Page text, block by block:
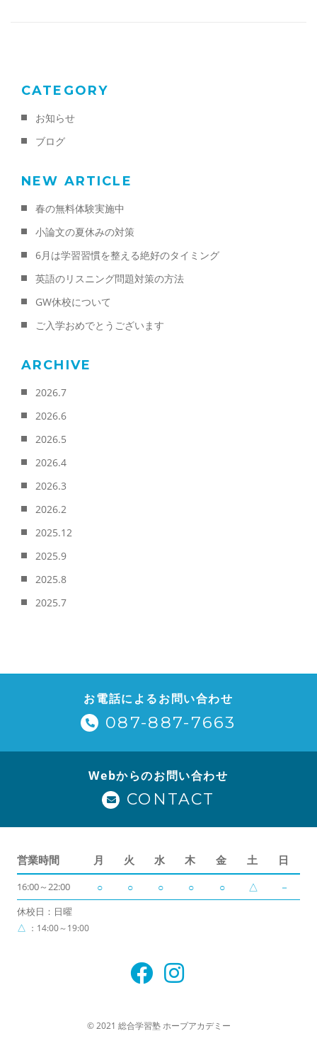
CATEGORY
お知らせ
ブログ
NEW ARTICLE
春の無料体験実施中
小論文の夏休みの対策
6月は学習習慣を整える絶好のタイミング
英語のリスニング問題対策の方法
GW休校について
ご入学おめでとうございます
ARCHIVE
2026.7
2026.6
2026.5
2026.4
2026.3
2026.2
2025.12
2025.9
2025.8
2025.7
お電話によるお問い合わせ
087-887-7663
Webからのお問い合わせ
CONTACT
営業時間 月 火 水 木 金 土 日
16:00～22:00 ○ ○ ○ ○ ○ △ －
休校日：日曜
△ ：14:00～19:00
© 2021 総合学習塾 ホープアカデミー